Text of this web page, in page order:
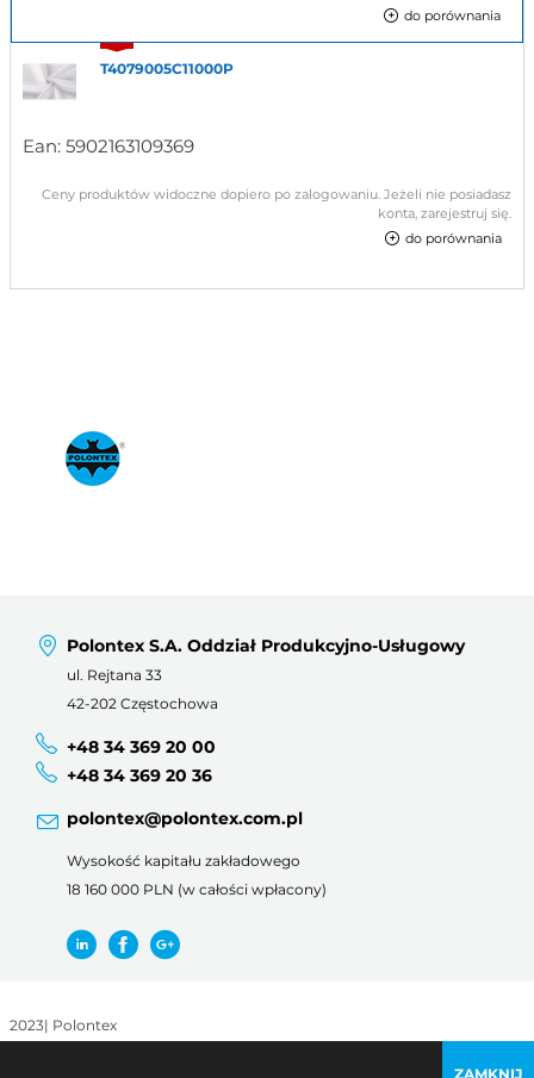
ZAMKNIJ
do porównania
T4079005C11000P
Ean: 5902163109369
Ceny produktów widoczne dopiero po zalogowaniu. Jeżeli nie posiadasz
konta, zarejestruj się.
do porównania
Polontex S.A. Oddział Produkcyjno-Usługowy
ul. Rejtana 33
42-202 Częstochowa
+48 34 369 20 00
+48 34 369 20 36
polontex@polontex.com.pl
Wysokość kapitału zakładowego
18 160 000 PLN (w całości wpłacony)
2023| Polontex